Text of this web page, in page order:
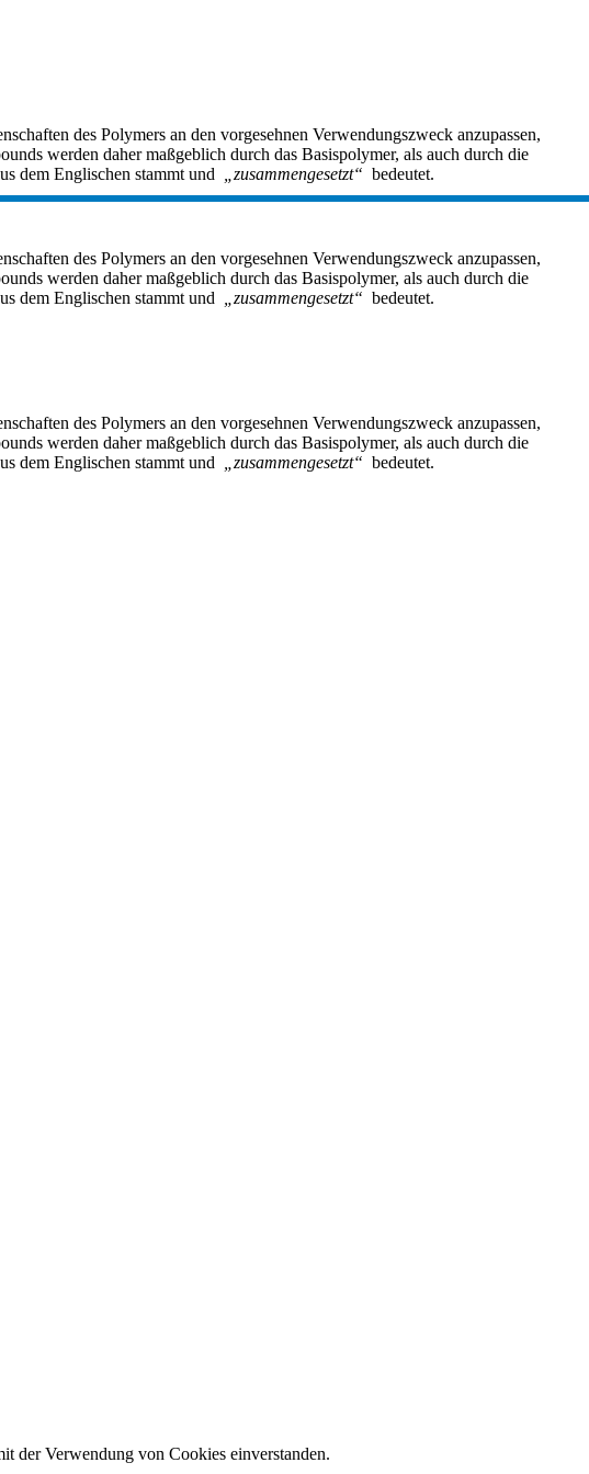
des Polymers an den vorgesehnen Verwendungszweck anzupassen,
werden daher maßgeblich durch das Basispolymer, als auch durch die
dem Englischen stammt und „zusammengesetzt“ bedeutet.
des Polymers an den vorgesehnen Verwendungszweck anzupassen,
werden daher maßgeblich durch das Basispolymer, als auch durch die
dem Englischen stammt und „zusammengesetzt“ bedeutet.
des Polymers an den vorgesehnen Verwendungszweck anzupassen,
werden daher maßgeblich durch das Basispolymer, als auch durch die
dem Englischen stammt und „zusammengesetzt“ bedeutet.
der Verwendung von Cookies einverstanden.